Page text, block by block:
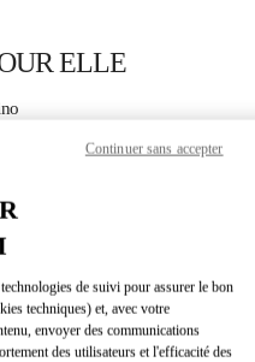
ELLE
DIRECTIONSLINK
de suivi pour assurer le bon
techniques) et, avec votre
envoyer des communications
des utilisateurs et l'efficacité des
Continuer sans accepter